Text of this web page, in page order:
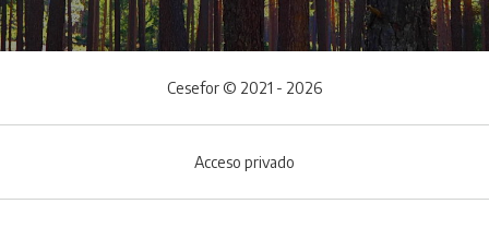
Cesefor © 2021 - 2026
Acceso privado